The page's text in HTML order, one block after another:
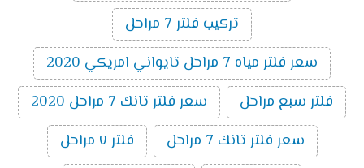
تركيب فلتر 7 مراحل
سعر فلتر مياه 7 مراحل تايواني امريكي 2020
فلتر سبع مراحل
سعر فلتر تانك 7 مراحل 2020
سعر فلتر تانك 7 مراحل
فلتر ٧ مراحل